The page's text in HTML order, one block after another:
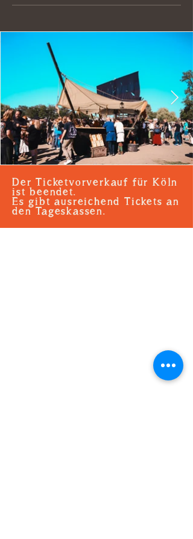
Der Ticketvorverkauf für Köln
ist beendet.
Es gibt ausreichend Tickets an
den Tageskassen.